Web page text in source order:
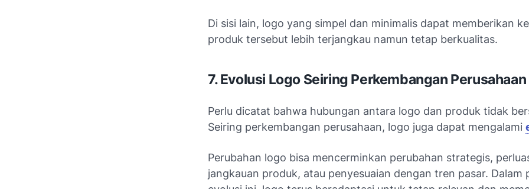
Di sisi lain, logo yang simpel dan minimalis dapat memberikan
produk tersebut lebih terjangkau namun tetap berkualitas.
7. Evolusi Logo Seiring Perkembangan Perusahaan
Perlu dicatat bahwa hubungan antara logo dan produk tidak
Seiring perkembangan perusahaan, logo juga dapat mengalami
Perubahan logo bisa mencerminkan perubahan strategis,
jangkauan produk, atau penyesuaian dengan tren pasar. Dalam